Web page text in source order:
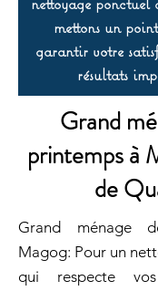
mettons un
garantir votre
résultats
Grand
printemps à
de
Grand ménage
Magog: Pour un
qui respecte